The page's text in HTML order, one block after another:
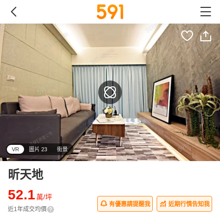
VR 圖片 23 街景
昕天地
52.1萬/坪
近1年成交均價
有優惠請提醒我 近期行情告知我